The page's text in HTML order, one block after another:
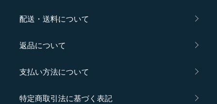
配送・送料について
返品について
支払い方法について
特定商取引法に基づく表記